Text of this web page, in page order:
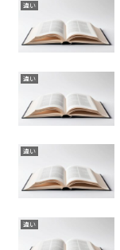
違い
違い
違い
違い